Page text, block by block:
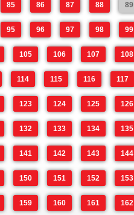
85 86 87 88 89
95 96 97 98 99
105 106 107 108
114 115 116 117
123 124 125 126
132 133 134 135
141 142 143 144
150 151 152 153
159 160 161 162